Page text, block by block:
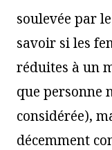
soulevée par
savoir si les
réduites à un
que personne
considérée),
décemment